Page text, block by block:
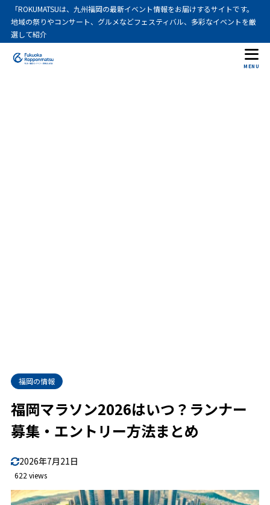
「ROKUMATSUは、九州福岡の最新イベント情報をお届けするサイトです。
地域の祭りやコンサート、グルメなどフェスティバル、多彩なイベントを厳
選して紹介
MENU
福岡の情報
福岡マラソン2026はいつ？ランナー
募集・エントリー方法まとめ
2026年7月21日
622 views